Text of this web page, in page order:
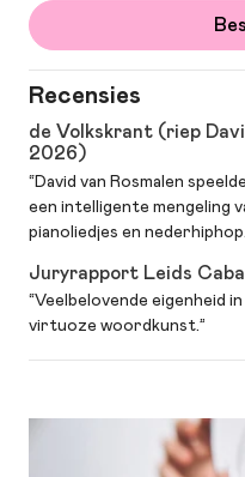
Recensies
de Volkskrant (riep
2026)
“David van Rosmalen
een intelligente mengeling
pianoliedjes en
Juryrapport Leids
“Veelbelovende eigenheid
virtuoze woordkunst.”